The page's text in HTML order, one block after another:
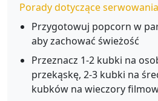
Porady dotyczące serwowania
Przygotowuj popcorn w
aby zachować świeżość
Przeznacz 1-2 kubki na
przekąskę, 2-3 kubki na
kubków na wieczory